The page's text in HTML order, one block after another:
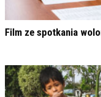
Film ze spotkania